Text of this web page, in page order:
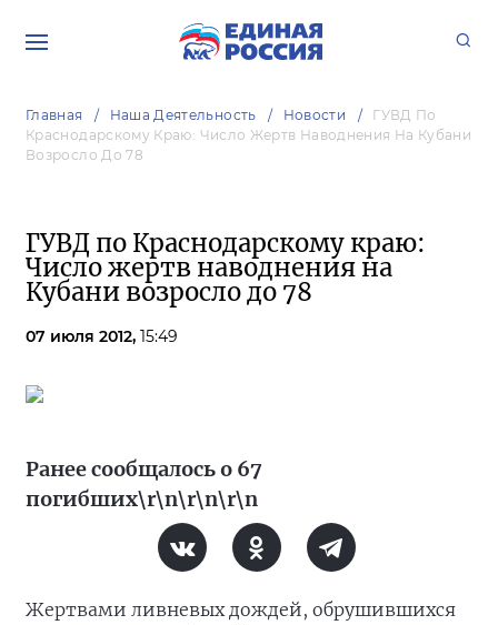
Главная Наша Деятельность Новости
ГУВД По
Краснодарскому Краю: Число Жертв Наводнения На Кубани
Возросло До 78
ГУВД по Краснодарскому краю:
Число жертв наводнения на
Кубани возросло до 78
07 июля 2012, 15:49
Ранее сообщалось о 67
погибших\r\n\r\n\r\n
Жертвами ливневых дождей, обрушившихся